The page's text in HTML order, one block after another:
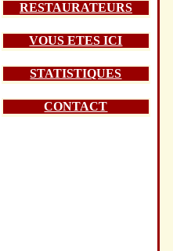
RESTAURATEURS
VOUS ETES ICI
STATISTIQUES
CONTACT